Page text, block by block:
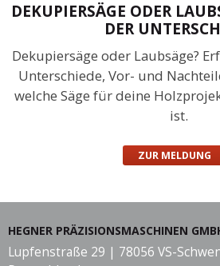
DEKUPIERSÄGE ODER
DER
Dekupiersäge oder Laubsäge?
Unterschiede, Vor- und
welche Säge für deine
ist.
ZUR MELDUNG
HEGNER PRÄZISIONSMASCHINEN
Lupfenstraße 29 | 78056 VS-